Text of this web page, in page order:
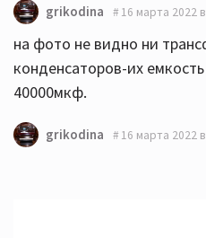
grikodina 16 марта 2022
на фото не видно ни
конденсаторов-их
40000мкф.
grikodina 16 марта 2022